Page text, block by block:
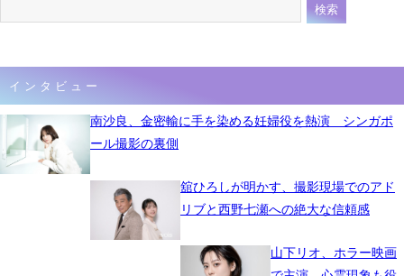
インタビュー
南沙良、金密輸に手を染める妊婦役を熱演 シンガポ
ール撮影の裏側
舘ひろしが明かす、撮影現場でのアド
リブと西野七瀬への絶大な信頼感
山下リオ、ホラー映画